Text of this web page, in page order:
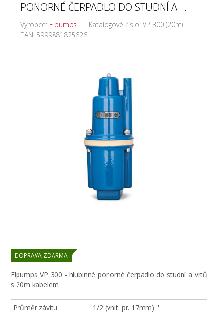
PONORNÉ ČERPADLO DO STUDNÍ A ...
Výrobce: Elpumps Katalogové číslo:VP 300 (20m)
EAN: 5999881825626
DOPRAVA ZDARMA
Elpumps VP 300 - hlubinné ponorné čerpadlo do studní a vrtů
s 20m kabelem
Průměr závitu
1/2 (vnit. pr. 17mm) ''